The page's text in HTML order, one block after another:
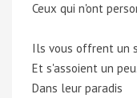
Ceux qui n'ont
Ils vous offrent un
Et s'assoient un peu.
Dans leur paradis